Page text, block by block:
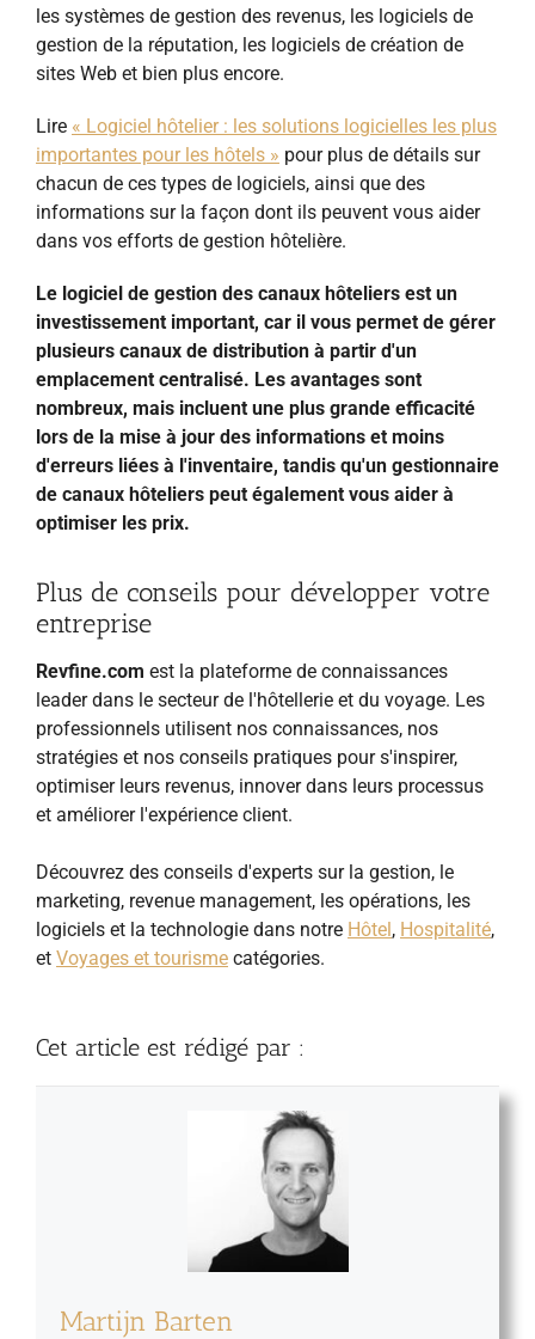
les systèmes de gestion des revenus, les logiciels de
gestion de la réputation, les logiciels de création de
sites Web et bien plus encore.
Lire « Logiciel hôtelier : les solutions logicielles les plus
importantes pour les hôtels » pour plus de détails sur
chacun de ces types de logiciels, ainsi que des
informations sur la façon dont ils peuvent vous aider
dans vos efforts de gestion hôtelière.
Le logiciel de gestion des canaux hôteliers est un
investissement important, car il vous permet de gérer
plusieurs canaux de distribution à partir d'un
emplacement centralisé. Les avantages sont
nombreux, mais incluent une plus grande efficacité
lors de la mise à jour des informations et moins
d'erreurs liées à l'inventaire, tandis qu'un gestionnaire
de canaux hôteliers peut également vous aider à
optimiser les prix.
Plus de conseils pour développer votre
entreprise
Revfine.com est la plateforme de connaissances
leader dans le secteur de l'hôtellerie et du voyage. Les
professionnels utilisent nos connaissances, nos
stratégies et nos conseils pratiques pour s'inspirer,
optimiser leurs revenus, innover dans leurs processus
et améliorer l'expérience client.
Découvrez des conseils d'experts sur la gestion, le
marketing, revenue management, les opérations, les
logiciels et la technologie dans notre Hôtel , Hospitalité,
et Voyages et tourisme catégories.
Cet article est rédigé par :
Martijn Barten